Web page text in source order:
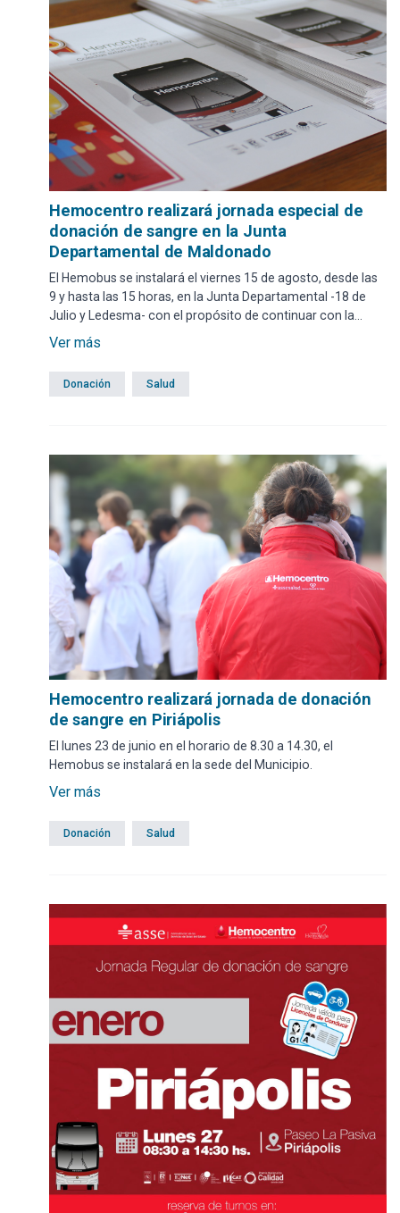
Hemocentro realizará jornada especial de
donación de sangre en la Junta
Departamental de Maldonado
El Hemobus se instalará el viernes 15 de agosto, desde las
9 y hasta las 15 horas, en la Junta Departamental -18 de
Julio y Ledesma- con el propósito de continuar con la
campaña de recolección de sangre que lleva a cabo el
Ver más
Donación Salud
Hemocentro realizará jornada de donación
de sangre en Piriápolis
El lunes 23 de junio en el horario de 8.30 a 14.30, el
Hemobus se instalará en la sede del Municipio.
Ver más
Donación Salud